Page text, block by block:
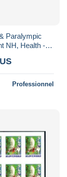
Paralympic
NH, Health -
Professionnel